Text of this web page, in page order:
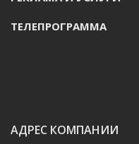
ТЕЛЕПРОГРАММА
АДРЕС КОМПАНИИ